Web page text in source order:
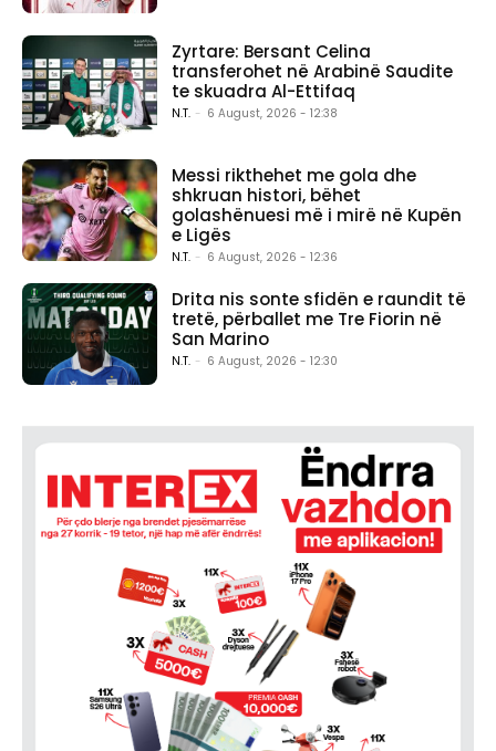
Zyrtare: Bersant Celina
transferohet në Arabinë Saudite
te skuadra Al-Ettifaq
N.T. - 6 August, 2026 - 12:38
Messi rikthehet me gola dhe
shkruan histori, bëhet
golashënuesi më i mirë në Kupën
e Ligës
N.T. - 6 August, 2026 - 12:36
Drita nis sonte sfidën e raundit të
tretë, përballet me Tre Fiorin në
San Marino
N.T. - 6 August, 2026 - 12:30